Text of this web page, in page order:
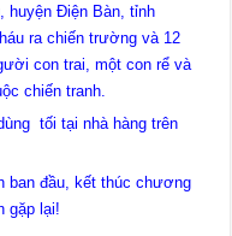
huyện Điện Bàn, tỉnh
ra chiến trường và 12
con trai, một con rể và
chiến tranh.
tối tại nhà hàng trên
ban đầu, kết thúc chương
gặp lại!